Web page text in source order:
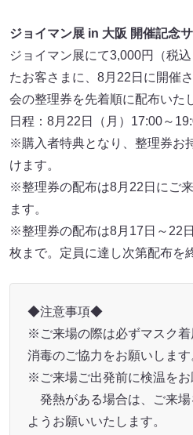
ジョイマン展 in 大阪 開催記念
ジョイマン展にて3,000円（税
たお客さまに、8月22日に開催
会の整理券を先着順に配布いた
日程：8月22日（月）17:00～
※購入者特典となり、整理券お
けます。
※整理券の配布は8月22日にご
ます。
※整理券の配布は8月17日～22
枚まで。定員に達し次第配布を
◆注意事項◆
※ご来場の際は必ずマスク
消毒のご協力をお願いします
※ご来場ご出発前に検温をお
発熱がある場合は、ご来場
ようお願いいたします。